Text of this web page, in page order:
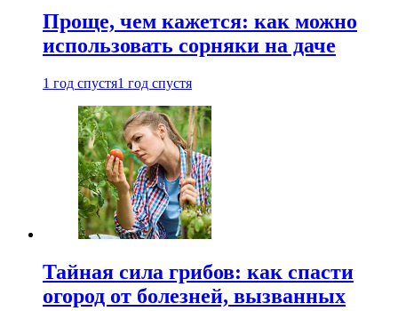
Проще, чем кажется: как можно
использовать сорняки на даче
1 год спустя1 год спустя
Тайная сила грибов: как спасти
огород от болезней, вызванных